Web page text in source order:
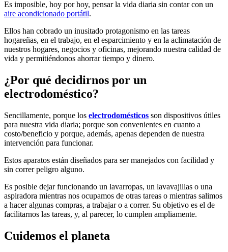
Es imposible, hoy por hoy, pensar la vida diaria sin contar con un
aire acondicionado portátil.
Ellos han cobrado un inusitado protagonismo en las tareas
hogareñas, en el trabajo, en el esparcimiento y en la aclimatación de
nuestros hogares, negocios y oficinas, mejorando nuestra calidad de
vida y permitiéndonos ahorrar tiempo y dinero.
¿Por qué decidirnos por un
electrodoméstico?
Sencillamente, porque los electrodomésticos son dispositivos útiles
para nuestra vida diaria; porque son convenientes en cuanto a
costo/beneficio y porque, además, apenas dependen de nuestra
intervención para funcionar.
Estos aparatos están diseñados para ser manejados con facilidad y
sin correr peligro alguno.
Es posible dejar funcionando un lavarropas, un lavavajillas o una
aspiradora mientras nos ocupamos de otras tareas o mientras salimos
a hacer algunas compras, a trabajar o a correr. Su objetivo es el de
facilitarnos las tareas, y, al parecer, lo cumplen ampliamente.
Cuidemos el planeta